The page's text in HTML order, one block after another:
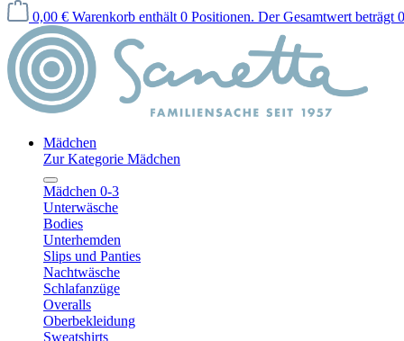
0,00 € Warenkorb enthält 0 Positionen. Der Gesamtwert beträgt
Mädchen
Zur Kategorie Mädchen
Mädchen 0-3
Unterwäsche
Bodies
Unterhemden
Slips und Panties
Nachtwäsche
Schlafanzüge
Overalls
Oberbekleidung
Sweatshirts